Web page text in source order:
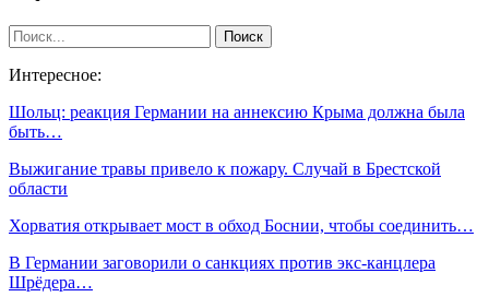
Интересное:
Шольц: реакция Германии на аннексию Крыма должна была
быть…
Выжигание травы привело к пожару. Случай в Брестской
области
Хорватия открывает мост в обход Боснии, чтобы соединить…
В Германии заговорили о санкциях против экс-канцлера
Шрёдера…